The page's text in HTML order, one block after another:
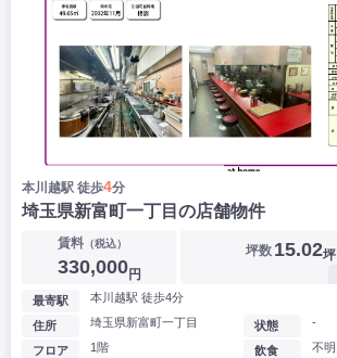
本川越駅 徒歩4分
埼玉県新富町一丁目の店舗物件
賃料（税込）
330,000円
坪数 15.02坪
最寄駅 本川越駅 徒歩4分
住所 埼玉県新富町一丁目
フロア 1階
状態 -
飲食 不明